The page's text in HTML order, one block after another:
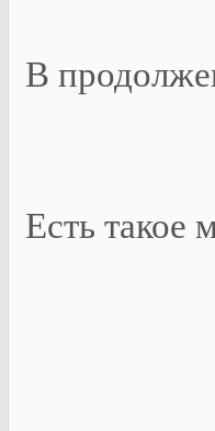
В
Есть такое